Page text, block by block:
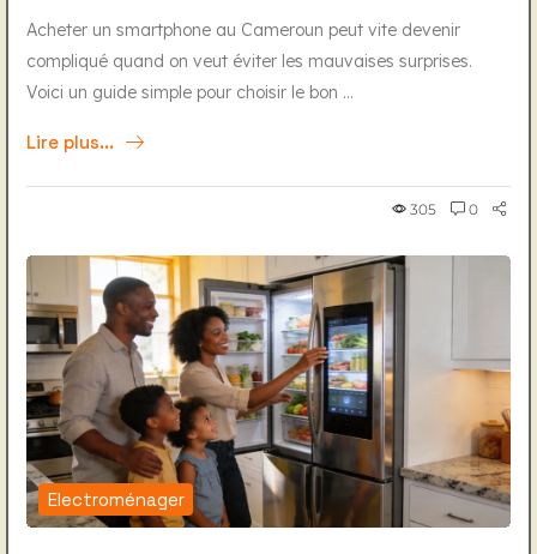
Acheter un smartphone au Cameroun peut vite devenir
compliqué quand on veut éviter les mauvaises surprises.
Voici un guide simple pour choisir le bon ...
Lire plus...
305 0
Electroménager